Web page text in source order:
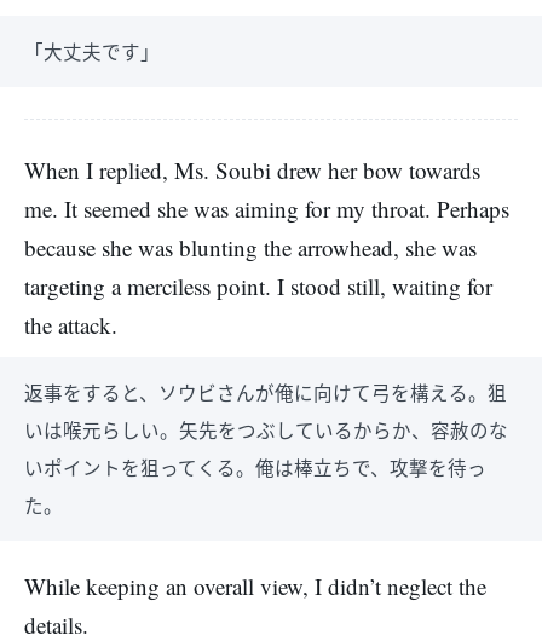
「大丈夫です」
When I replied, Ms. Soubi drew her bow towards
me. It seemed she was aiming for my throat. Perhaps
because she was blunting the arrowhead, she was
targeting a merciless point. I stood still, waiting for
the attack.
返事をすると、ソウビさんが俺に向けて弓を構える。狙
いは喉元らしい。矢先をつぶしているからか、容赦のな
いポイントを狙ってくる。俺は棒立ちで、攻撃を待っ
た。
While keeping an overall view, I didn’t neglect the
details.